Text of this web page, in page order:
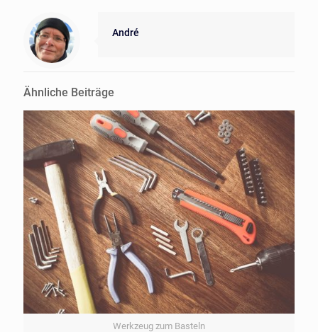
André
Ähnliche Beiträge
Werkzeug zum Basteln